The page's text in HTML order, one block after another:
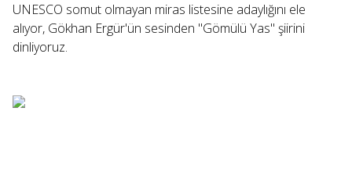
UNESCO somut olmayan miras listesine adaylığını ele
alıyor, Gökhan Ergür'ün sesinden "Gömülü Yas" şiirini
dinliyoruz.